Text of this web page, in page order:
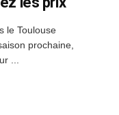
le Toulouse
prochaine,
...